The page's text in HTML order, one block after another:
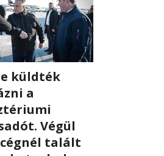
küldték
a
Végül
talált